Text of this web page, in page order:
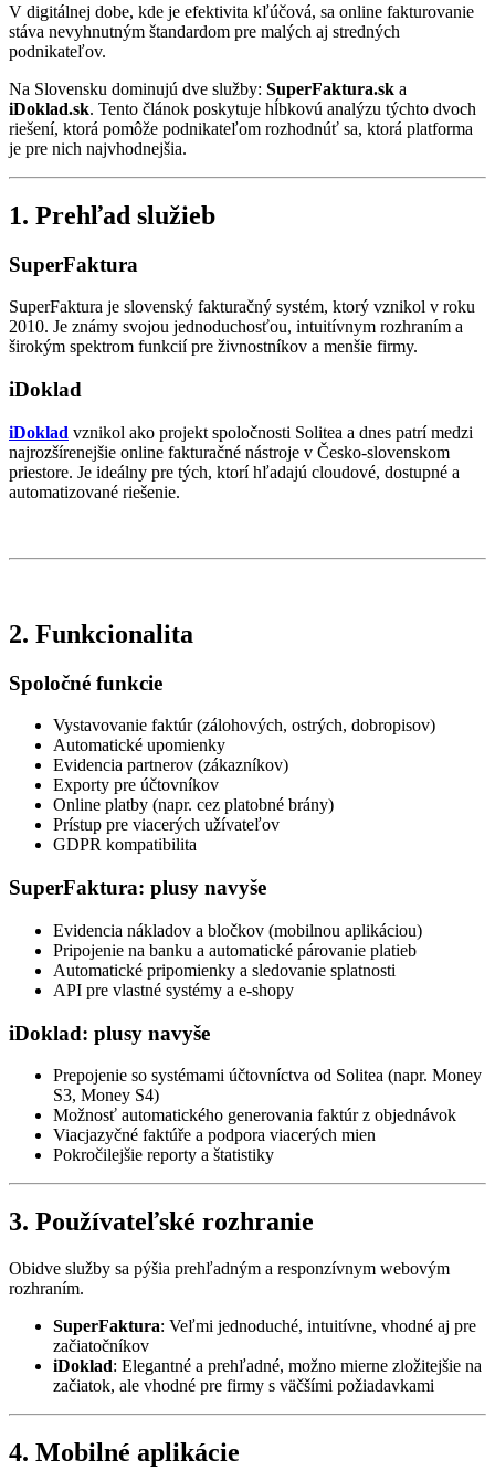
V digitálnej dobe, kde je efektivita kľúčová, sa online fakturovanie
stáva nevyhnutným štandardom pre malých aj stredných
podnikateľov.
Na Slovensku dominujú dve služby: SuperFaktura.sk a
iDoklad.sk. Tento článok poskytuje hĺbkovú analýzu týchto dvoch
riešení, ktorá pomôže podnikateľom rozhodnúť sa, ktorá platforma
je pre nich najvhodnejšia.
1. Prehľad služieb
SuperFaktura
SuperFaktura je slovenský fakturačný systém, ktorý vznikol v roku
2010. Je známy svojou jednoduchosťou, intuitívnym rozhraním a
širokým spektrom funkcií pre živnostníkov a menšie firmy.
iDoklad
iDoklad vznikol ako projekt spoločnosti Solitea a dnes patrí medzi
najrozšírenejšie online fakturačné nástroje v Česko-slovenskom
priestore. Je ideálny pre tých, ktorí hľadajú cloudové, dostupné a
automatizované riešenie.
2. Funkcionalita
Spoločné funkcie
Vystavovanie faktúr (zálohových, ostrých, dobropisov)
Automatické upomienky
Evidencia partnerov (zákazníkov)
Exporty pre účtovníkov
Online platby (napr. cez platobné brány)
Prístup pre viacerých užívateľov
GDPR kompatibilita
SuperFaktura: plusy navyše
Evidencia nákladov a bločkov (mobilnou aplikáciou)
Pripojenie na banku a automatické párovanie platieb
Automatické pripomienky a sledovanie splatnosti
API pre vlastné systémy a e-shopy
iDoklad: plusy navyše
Prepojenie so systémami účtovníctva od Solitea (napr. Money
S3, Money S4)
Možnosť automatického generovania faktúr z objednávok
Viacjazyčné faktúře a podpora viacerých mien
Pokročilejšie reporty a štatistiky
3. Používateľské rozhranie
Obidve služby sa pýšia prehľadným a responzívnym webovým
rozhraním.
SuperFaktura: Veľmi jednoduché, intuitívne, vhodné aj pre
začiatočníkov
iDoklad: Elegantné a prehľadné, možno mierne zložitejšie na
začiatok, ale vhodné pre firmy s väčšími požiadavkami
4. Mobilné aplikácie